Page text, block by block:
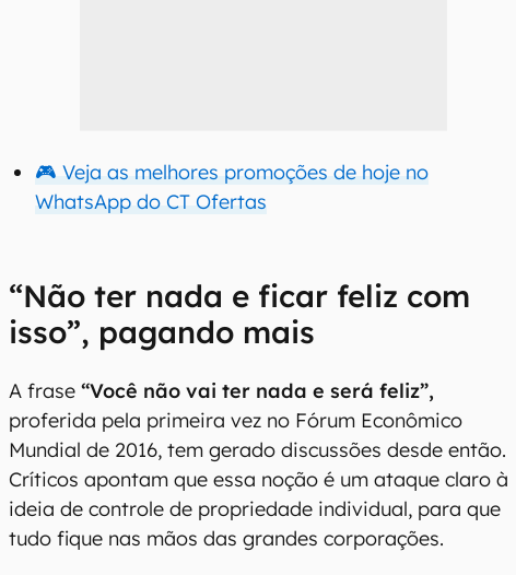
🎮 Veja as melhores promoções de hoje no
WhatsApp do CT Ofertas
“Não ter nada e ficar feliz com
isso”, pagando mais
A frase “Você não vai ter nada e será feliz”,
proferida pela primeira vez no Fórum Econômico
Mundial de 2016, tem gerado discussões desde então.
Críticos apontam que essa noção é um ataque claro à
ideia de controle de propriedade individual, para que
tudo fique nas mãos das grandes corporações.